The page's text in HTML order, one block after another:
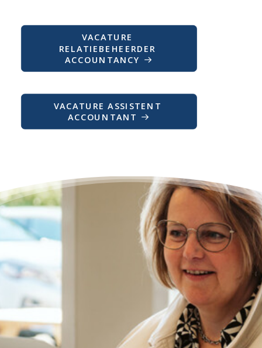
VACATURE
RELATIEBEHEERDER
ACCOUNTANCY
VACATURE ASSISTENT
ACCOUNTANT